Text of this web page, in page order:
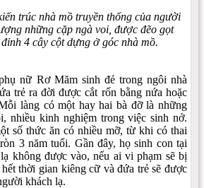
trúc nhà mồ truyền thống của người
những cặp ngà voi, được đẽo gọt
4 cây cột dựng ở góc nhà mồ.
nữ Rơ Măm sinh đẻ trong ngôi nhà
trẻ ra đời được cắt rốn bằng nứa hoặc
làng có một hay hai bà đỡ là những
nhiều kinh nghiệm trong việc sinh nở.
số thức ăn có nhiều mỡ, từ khi có thai
3 năm tuổi. Gần đây, họ sinh con tại
không được vào, nếu ai vi phạm sẽ bị
thời gian kiêng cữ và đứa trẻ sẽ được
khách lạ.